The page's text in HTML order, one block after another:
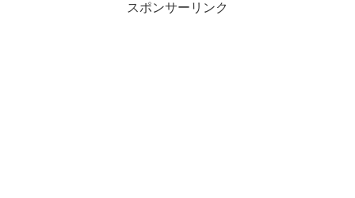
スポンサーリンク